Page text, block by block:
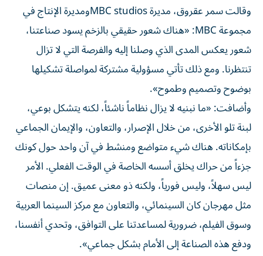
وقالت سمر عقروق، مديرة MBC studiosومديرة الإنتاج في
مجموعة MBC: «هناك شعور حقيقي بالزخم يسود صناعتنا،
شعور يعكس المدى الذي وصلنا إليه والفرصة التي لا تزال
تنتظرنا. ومع ذلك تأتي مسؤولية مشتركة لمواصلة تشكيلها
بوضوح وتصميم وطموح».
وأضافت: «ما نبنيه لا يزال نظاماً ناشئاً، لكنه يتشكل بوعي،
لبنة تلو الأخرى، من خلال الإصرار، والتعاون، والإيمان الجماعي
بإمكاناته. هناك شيء متواضع ومنشط في آن واحد حول كونك
جزءاً من حراك يخلق أسسه الخاصة في الوقت الفعلي. الأمر
ليس سهلاً، وليس فورياً، ولكنه ذو معنى عميق. إن منصات
مثل مهرجان كان السينمائي، والتعاون مع مركز السينما العربية
وسوق الفيلم، ضرورية لمساعدتنا على التوافق، وتحدي أنفسنا،
ودفع هذه الصناعة إلى الأمام بشكل جماعي».